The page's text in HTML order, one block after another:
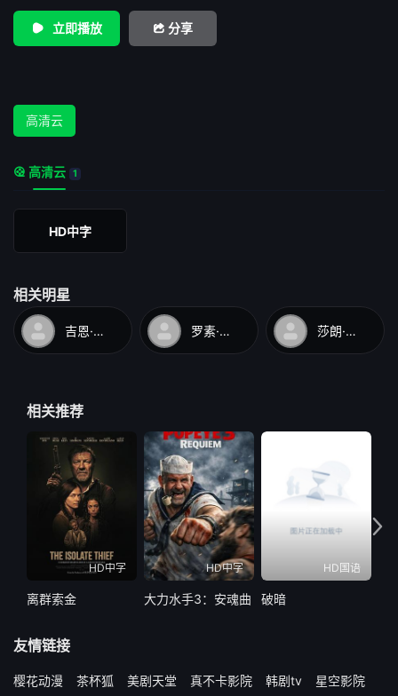
金为诱饵的枪击比赛。比赛只有一条规则，就是完全遵守大魔王赫
罗德（吉恩·哈克曼 Gene Hackman 饰）的规则。赫罗德借此向镇
的枪击比赛没有丝毫人性可言，半决赛中，赫罗德甚至亲手杀死了
自己的儿子基德（莱昂纳多·迪卡普里奥 Leonardo DiCaprio 饰）。
终于，一场扣人心弦的生死决斗在科特与赫罗德之间展开了。
立即播放 分享
高清云
高清云 1
HD中字
相关明星
吉恩·哈克曼 罗素·克劳 莎朗·斯通
相关推荐
HD中字
离群索金
HD中字
大力水手3：安魂曲
HD国语
破暗
友情链接
樱花动漫 茶杯狐 美剧天堂 真不卡影院 韩剧tv 星空影院